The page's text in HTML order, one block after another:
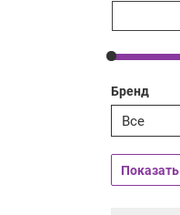
Бренд
Все
Показать